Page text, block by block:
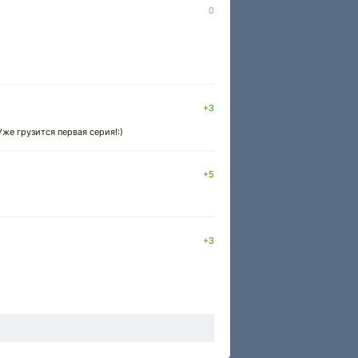
0
+3
грузится первая серия!:)
+5
+3